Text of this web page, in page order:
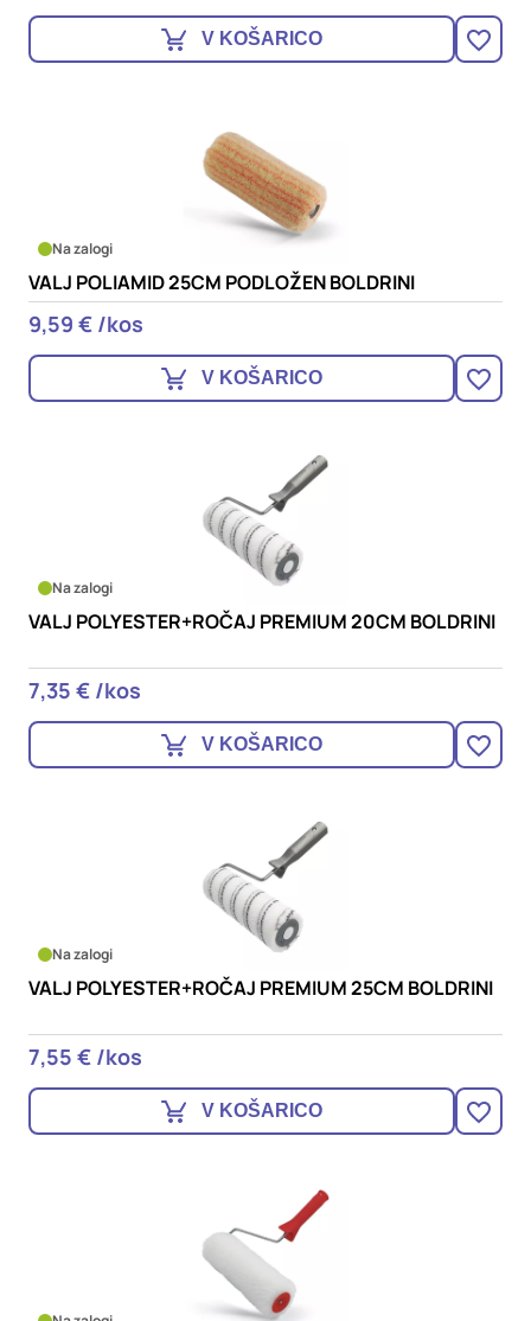
V KOŠARICO
Na zalogi
VALJ POLIAMID 25CM PODLOŽEN BOLDRINI
9,59 € /kos
V KOŠARICO
Na zalogi
VALJ POLYESTER+ROČAJ PREMIUM 20CM BOLDRINI
7,35 € /kos
V KOŠARICO
Na zalogi
VALJ POLYESTER+ROČAJ PREMIUM 25CM BOLDRINI
7,55 € /kos
V KOŠARICO